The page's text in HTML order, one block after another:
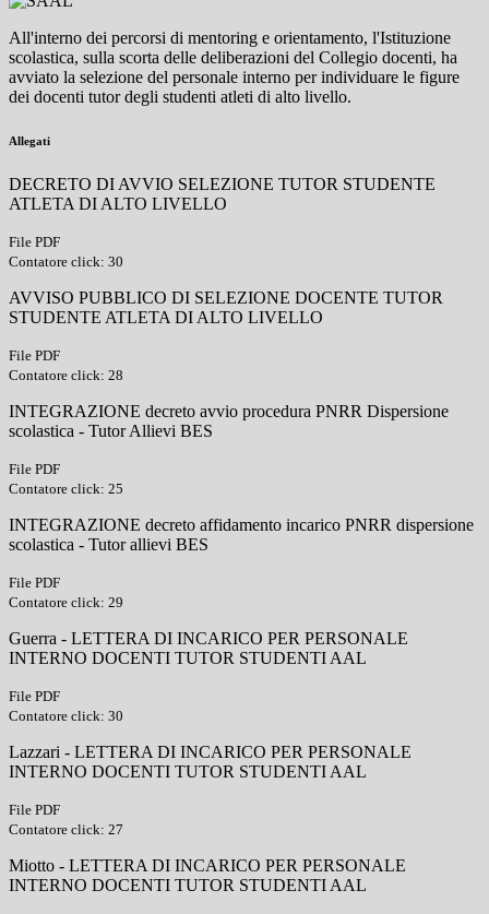
All'interno dei percorsi di mentoring e orientamento, l'Istituzione
scolastica, sulla scorta delle deliberazioni del Collegio docenti, ha
avviato la selezione del personale interno per individuare le figure
dei docenti tutor degli studenti atleti di alto livello.
Allegati
DECRETO DI AVVIO SELEZIONE TUTOR STUDENTE
ATLETA DI ALTO LIVELLO
File PDF
Contatore click: 30
AVVISO PUBBLICO DI SELEZIONE DOCENTE TUTOR
STUDENTE ATLETA DI ALTO LIVELLO
File PDF
Contatore click: 28
INTEGRAZIONE decreto avvio procedura PNRR Dispersione
scolastica - Tutor Allievi BES
File PDF
Contatore click: 25
INTEGRAZIONE decreto affidamento incarico PNRR dispersione
scolastica - Tutor allievi BES
File PDF
Contatore click: 29
Guerra - LETTERA DI INCARICO PER PERSONALE
INTERNO DOCENTI TUTOR STUDENTI AAL
File PDF
Contatore click: 30
Lazzari - LETTERA DI INCARICO PER PERSONALE
INTERNO DOCENTI TUTOR STUDENTI AAL
File PDF
Contatore click: 27
Miotto - LETTERA DI INCARICO PER PERSONALE
INTERNO DOCENTI TUTOR STUDENTI AAL